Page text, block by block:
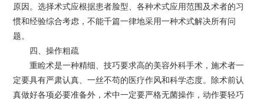
原因。选择术式应根据患者脸型、各种术式应用范围及术者的习
惯和经验综合考虑，不能千篇一律地采用一种术式解决所有问
题。
四、操作粗疏
重睑术是一种精细、技巧要求高的美容外科手术，施术者一
定要具有严肃认真、一丝不苟的医疗作风和科学态度。除术前认
真做好各项必要准备外，术中一定要严格无菌操作，动作要轻巧